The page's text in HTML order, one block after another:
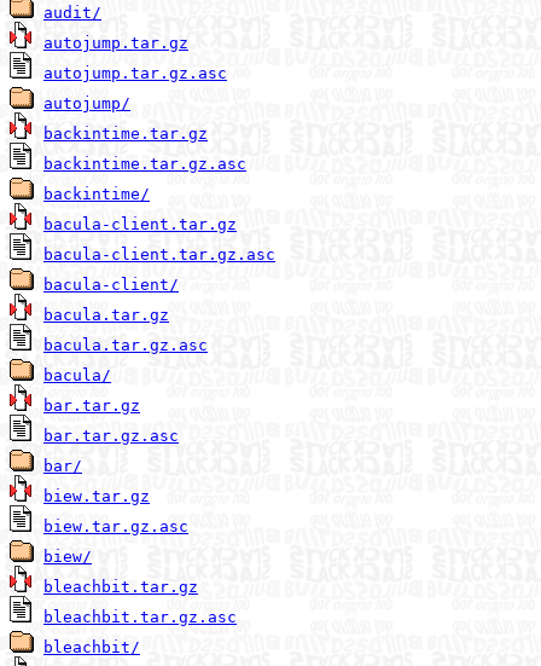
audit/
autojump.tar.gz
autojump.tar.gz.asc
autojump/
backintime.tar.gz
backintime.tar.gz.asc
backintime/
bacula-client.tar.gz
bacula-client.tar.gz.asc
bacula-client/
bacula.tar.gz
bacula.tar.gz.asc
bacula/
bar.tar.gz
bar.tar.gz.asc
bar/
biew.tar.gz
biew.tar.gz.asc
biew/
bleachbit.tar.gz
bleachbit.tar.gz.asc
bleachbit/